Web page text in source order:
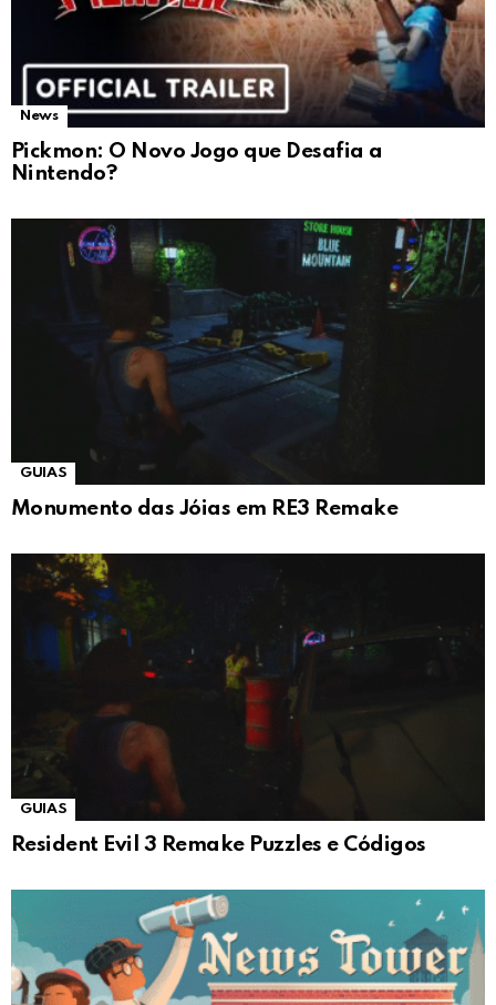
News
Pickmon: O Novo Jogo que Desafia a
Nintendo?
GUIAS
Monumento das Jóias em RE3 Remake
GUIAS
Resident Evil 3 Remake Puzzles e Códigos